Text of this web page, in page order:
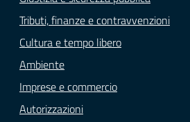
Tributi, finanze e contravvenzioni
Cultura e tempo libero
Ambiente
Imprese e commercio
Autorizzazioni